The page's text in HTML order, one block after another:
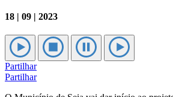
18 | 09 | 2023
Partilhar
Partilhar